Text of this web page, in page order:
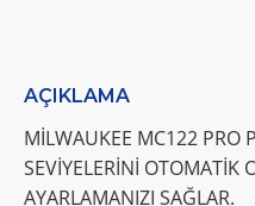
AÇIKLAMA
MILWAUKEE MC122 PRO
SEVIYELERINI OTOMATIK
AYARLAMANIZI SAĞLAR.